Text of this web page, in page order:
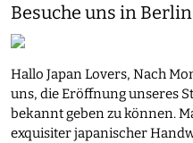
Besuche uns in Berlin
Hallo Japan Lovers, Nach
uns, die Eröffnung unseres
bekannt geben zu können.
exquisiter japanischer